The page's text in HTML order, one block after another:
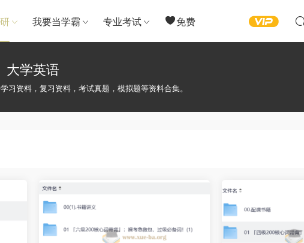
我要当学霸 专业考试 免费
大学英语
习资料，复习资料，考试真题，模拟题等资料合集。